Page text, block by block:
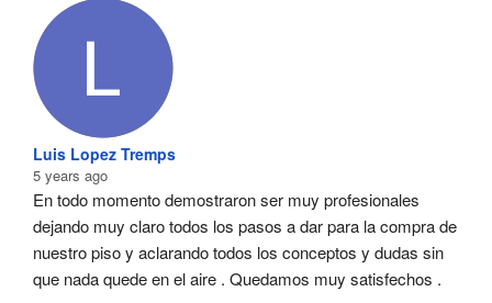
Luis Lopez Tremps
5 years ago
En todo momento demostraron ser muy profesionales
dejando muy claro todos los pasos a dar para la compra de
nuestro piso y aclarando todos los conceptos y dudas sin
que nada quede en el aire . Quedamos muy satisfechos .